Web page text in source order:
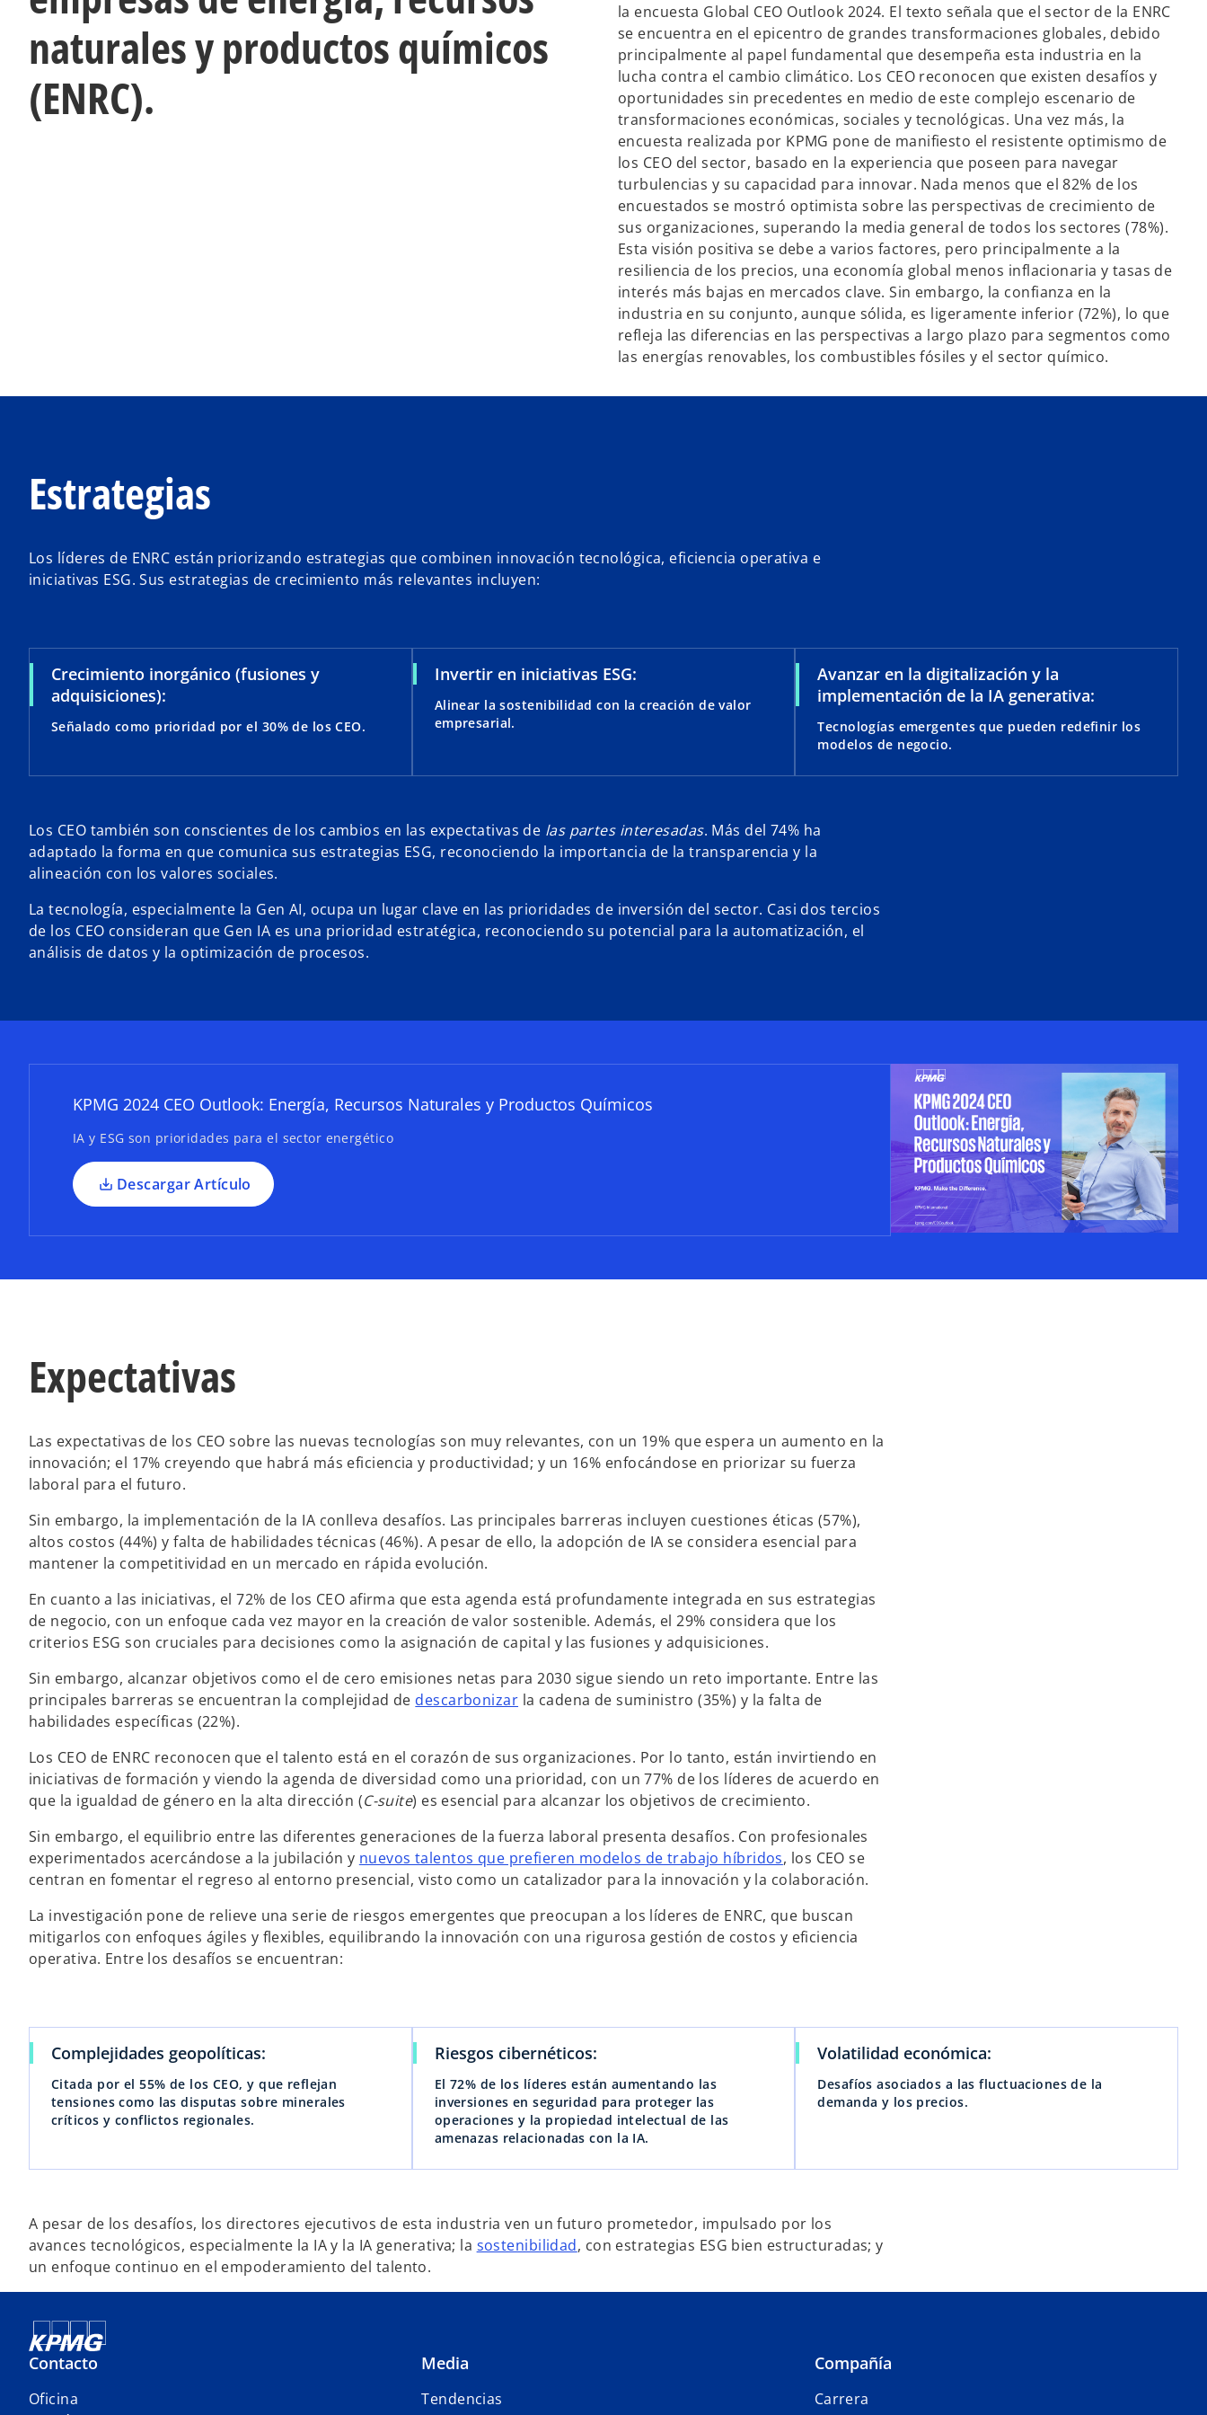
naturales y productos químicos
(ENRC).
la encuesta Global CEO Outlook 2024. El texto señala que el sector de la ENRC
se encuentra en el epicentro de grandes transformaciones globales, debido
principalmente al papel fundamental que desempeña esta industria en la
lucha contra el cambio climático. Los CEO reconocen que existen desafíos y
oportunidades sin precedentes en medio de este complejo escenario de
transformaciones económicas, sociales y tecnológicas. Una vez más, la
encuesta realizada por KPMG pone de manifiesto el resistente optimismo de
los CEO del sector, basado en la experiencia que poseen para navegar
turbulencias y su capacidad para innovar. Nada menos que el 82% de los
encuestados se mostró optimista sobre las perspectivas de crecimiento de
sus organizaciones, superando la media general de todos los sectores (78%).
Esta visión positiva se debe a varios factores, pero principalmente a la
resiliencia de los precios, una economía global menos inflacionaria y tasas de
interés más bajas en mercados clave. Sin embargo, la confianza en la
industria en su conjunto, aunque sólida, es ligeramente inferior (72%), lo que
refleja las diferencias en las perspectivas a largo plazo para segmentos como
las energías renovables, los combustibles fósiles y el sector químico.
Estrategias
Los líderes de ENRC están priorizando estrategias que combinen innovación tecnológica, eficiencia operativa e
iniciativas ESG. Sus estrategias de crecimiento más relevantes incluyen:
Crecimiento inorgánico (fusiones y
adquisiciones):
Señalado como prioridad por el 30% de los CEO.
Invertir en iniciativas ESG:
Alinear la sostenibilidad con la creación de valor
empresarial.
Avanzar en la digitalización y la
implementación de la IA generativa:
Tecnologías emergentes que pueden redefinir los
modelos de negocio.
Los CEO también son conscientes de los cambios en las expectativas de las partes interesadas. Más del 74% ha
adaptado la forma en que comunica sus estrategias ESG, reconociendo la importancia de la transparencia y la
alineación con los valores sociales.
La tecnología, especialmente la Gen AI, ocupa un lugar clave en las prioridades de inversión del sector. Casi dos tercios
de los CEO consideran que Gen IA es una prioridad estratégica, reconociendo su potencial para la automatización, el
análisis de datos y la optimización de procesos.
KPMG 2024 CEO Outlook: Energía, Recursos Naturales y Productos Químicos
IA y ESG son prioridades para el sector energético
Descargar Artículo
s
e
r
e
u
n
e
t
ñ
e
v
Expectativas
Las expectativas de los CEO sobre las nuevas tecnologías son muy relevantes, con un 19% que espera un aumento en la
innovación; el 17% creyendo que habrá más eficiencia y productividad; y un 16% enfocándose en priorizar su fuerza
laboral para el futuro.
Sin embargo, la implementación de la IA conlleva desafíos. Las principales barreras incluyen cuestiones éticas (57%),
altos costos (44%) y falta de habilidades técnicas (46%). A pesar de ello, la adopción de IA se considera esencial para
mantener la competitividad en un mercado en rápida evolución.
En cuanto a las iniciativas, el 72% de los CEO afirma que esta agenda está profundamente integrada en sus estrategias
de negocio, con un enfoque cada vez mayor en la creación de valor sostenible. Además, el 29% considera que los
criterios ESG son cruciales para decisiones como la asignación de capital y las fusiones y adquisiciones.
Sin embargo, alcanzar objetivos como el de cero emisiones netas para 2030 sigue siendo un reto importante. Entre las
principales barreras se encuentran la complejidad de descarbonizar la cadena de suministro (35%) y la falta de
habilidades específicas (22%).
Los CEO de ENRC reconocen que el talento está en el corazón de sus organizaciones. Por lo tanto, están invirtiendo en
iniciativas de formación y viendo la agenda de diversidad como una prioridad, con un 77% de los líderes de acuerdo en
que la igualdad de género en la alta dirección (C-suite) es esencial para alcanzar los objetivos de crecimiento.
Sin embargo, el equilibrio entre las diferentes generaciones de la fuerza laboral presenta desafíos. Con profesionales
experimentados acercándose a la jubilación y nuevos talentos que prefieren modelos de trabajo híbridos, los CEO se
centran en fomentar el regreso al entorno presencial, visto como un catalizador para la innovación y la colaboración.
La investigación pone de relieve una serie de riesgos emergentes que preocupan a los líderes de ENRC, que buscan
mitigarlos con enfoques ágiles y flexibles, equilibrando la innovación con una rigurosa gestión de costos y eficiencia
operativa. Entre los desafíos se encuentran:
Complejidades geopolíticas:
Citada por el 55% de los CEO, y que reflejan
tensiones como las disputas sobre minerales
críticos y conflictos regionales.
Riesgos cibernéticos:
El 72% de los líderes están aumentando las
inversiones en seguridad para proteger las
operaciones y la propiedad intelectual de las
amenazas relacionadas con la IA.
Volatilidad económica:
Desafíos asociados a las fluctuaciones de la
demanda y los precios.
A pesar de los desafíos, los directores ejecutivos de esta industria ven un futuro prometedor, impulsado por los
avances tecnológicos, especialmente la IA y la IA generativa; la sostenibilidad, con estrategias ESG bien estructuradas; y
un enfoque continuo en el empoderamiento del talento.
Contacto
Oficina
Media
Tendencias
Compañía
Carrera